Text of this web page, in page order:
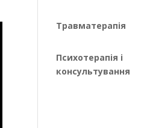
Травматерапія
Психотерапія і
консультування